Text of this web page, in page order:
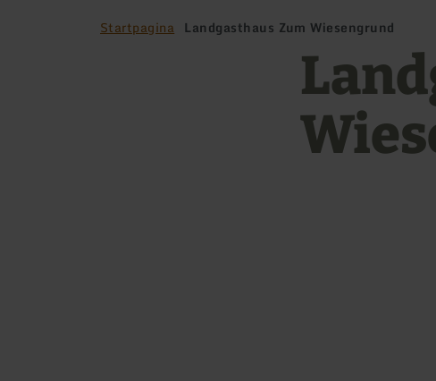
Startpagina Landgasthaus Zum Wiesengrund